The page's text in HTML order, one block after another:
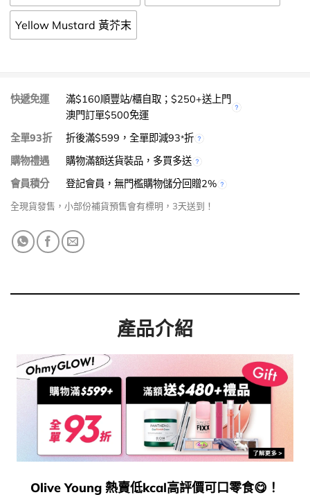
Yellow Mustard 黃芥末
快遞免運
滿$160順豐站/櫃自取；$250+送上門
澳門訂單$500免運
全單93折
折後滿$599，全單即減93*折
購物禮遇
購物滿額送貨裝品，多買多送
會員積分
登記會員，無門檻購物儲分回贈2%
全現貨發售，小部份補貨預售會有標明，3天送到！
產品介紹
Olive Young 熱賣低kcal高評價可口零食😋！